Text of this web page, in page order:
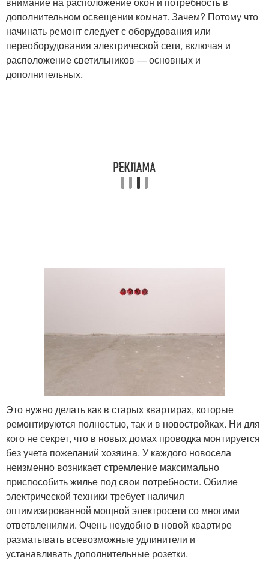
дополнительном освещении комнат. Зачем? Потому что
начинать ремонт следует с оборудования или
переоборудования электрической сети, включая и
расположение светильников — основных и
дополнительных.
Это нужно делать как в старых квартирах, которые
ремонтируются полностью, так и в новостройках. Ни для
кого не секрет, что в новых домах проводка монтируется
без учета пожеланий хозяина. У каждого новосела
неизменно возникает стремление максимально
приспособить жилье под свои потребности. Обилие
электрической техники требует наличия
оптимизированной мощной электросети со многими
ответвлениями. Очень неудобно в новой квартире
разматывать всевозможные удлинители и
устанавливать дополнительные розетки.